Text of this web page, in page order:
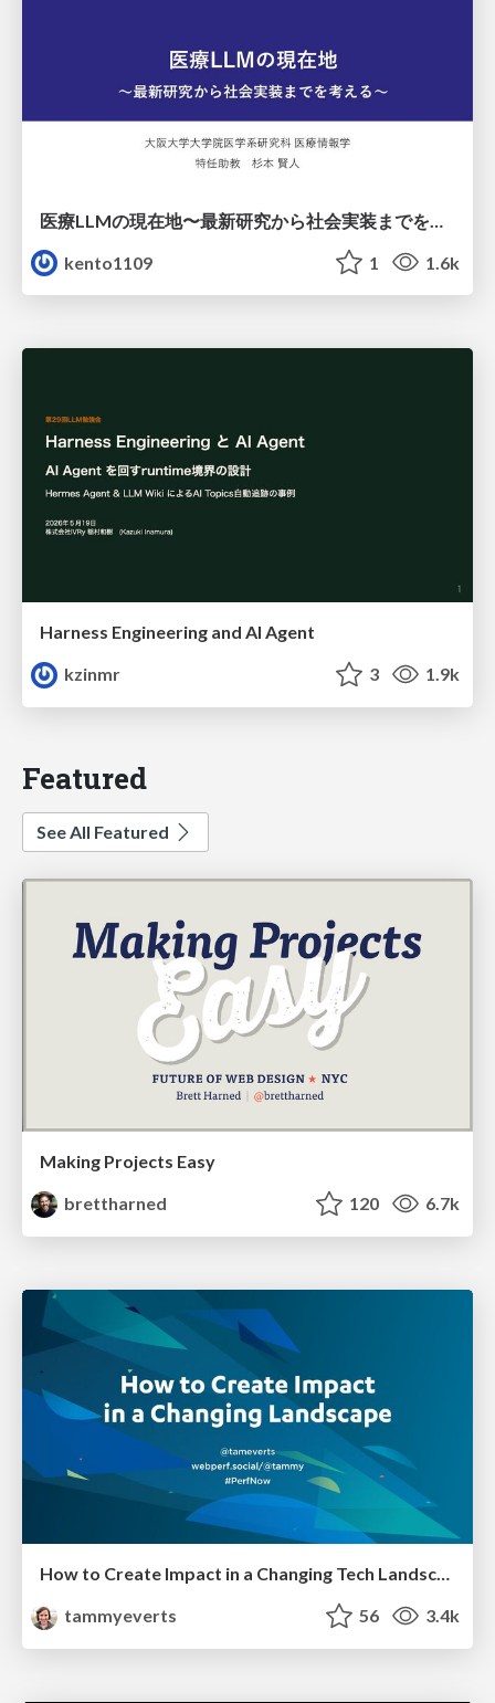
kento1109
1 1.6k
Harness Engineering and Al Agent
kzinmr
3 1.9k
Featured
See All Featured
Making Projects Easy
brettharned
120 6.7k
tammyeverts
56 3.4k